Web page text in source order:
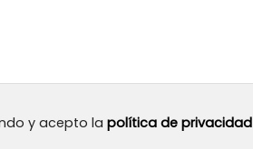
y acepto la política de privacidad